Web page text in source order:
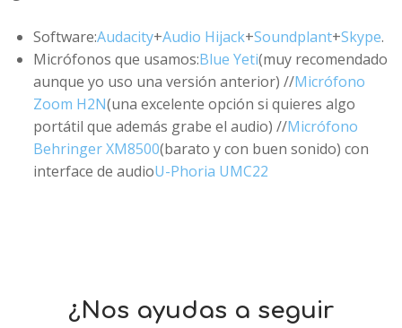
Software:Audacity+Audio Hijack+Soundplant+Skype.
Micrófonos que usamos:Blue Yeti(muy recomendado
aunque yo uso una versión anterior) //Micrófono
Zoom H2N(una excelente opción si quieres algo
portátil que además grabe el audio) //Micrófono
Behringer XM8500(barato y con buen sonido) con
interface de audioU-Phoria UMC22
¿Nos ayudas a seguir